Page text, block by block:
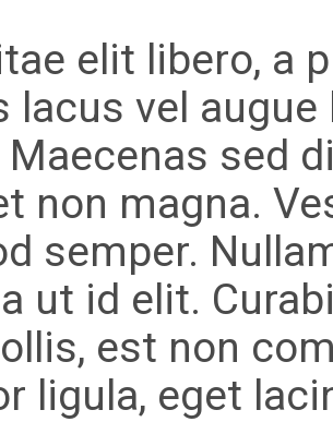
elit libero, a
lacus vel
Maecenas sed
non magna.
semper.
ut id elit.
est non
ligula, eget